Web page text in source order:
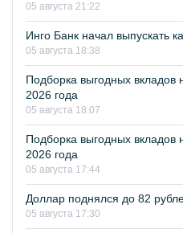
05 августа 21:22
Инго Банк начал выпускать
05 августа 18:38
Подборка выгодных вкладов
2026 года
05 августа 18:07
Подборка выгодных вкладов
2026 года
05 августа 17:44
Доллар поднялся до 82
05 августа 17:30